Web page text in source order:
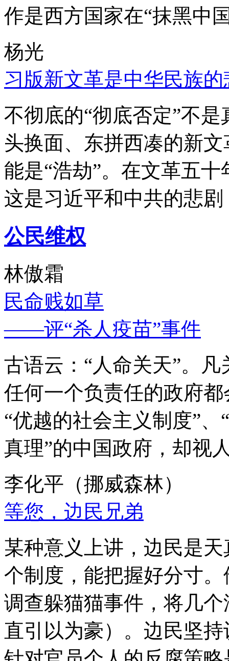
作是西方国家在“抹黑中
杨光
习版新文革是中华民族的
不彻底的“彻底否定”不
头换面、东拼西凑的新
能是“浩劫”。在文革五
这是习近平和中共的悲
公民维权
林傲霜
民命贱如草
——评“杀人疫苗”事件
古语云：“人命关天”。
任何一个负责任的政府
“优越的社会主义制度”
真理”的中国政府，却视
李化平（挪威森林）
等您，边民兄弟
某种意义上讲，边民是
个制度，能把握好分寸
调查躲猫猫事件，将几
直引以为豪）。边民坚